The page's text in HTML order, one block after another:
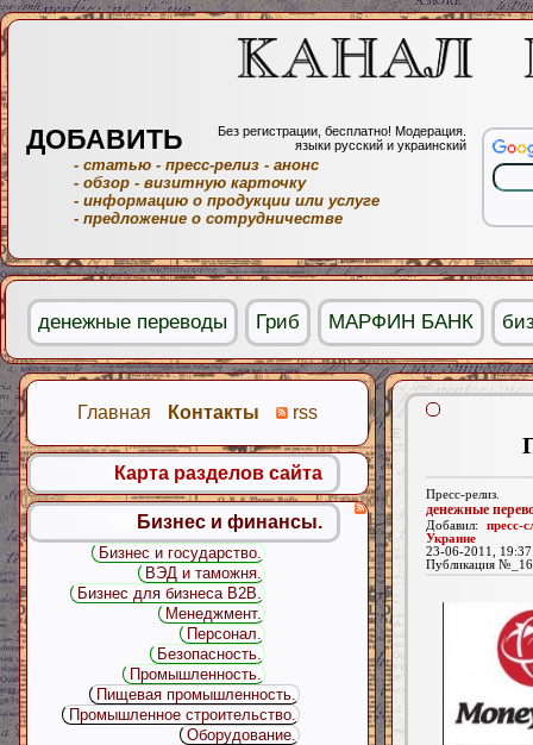
Пресс-релиз.
денежные
Добавил: пресс-
Украине
23-06-2011,
Публикация
Главная Контакты rss
Карта разделов сайта
Бизнес и финансы.
Бизнес и государство.
ВЭД и таможня.
Бизнес для бизнеса B2B.
Менеджмент.
Персонал.
Безопасность.
Промышленность.
Пищевая промышленность.
Промышленное строительство.
Оборудование.
ДОБАВИТЬ
Без регистрации, бесплатно! Модерация.
языки русский и украинский
- статью - пресс-релиз - анонс
- обзор - визитную карточку
- информацию о продукции или услуге
- предложение о сотрудничестве
денежные переводы Гриб МАРФИН БАНК